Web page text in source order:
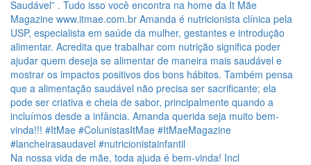
Na nossa vida de mãe, toda ajuda é bem-vinda! Incl